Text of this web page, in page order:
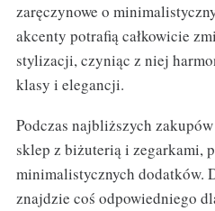
zaręczynowe o
akcenty potrafią całkowicie
stylizacji, czyniąc z niej
klasy i elegancji.
Podczas najbliższych
sklep z biżuterią i zegarkami,
minimalistycznych dodatków.
znajdzie coś odpowiedniego